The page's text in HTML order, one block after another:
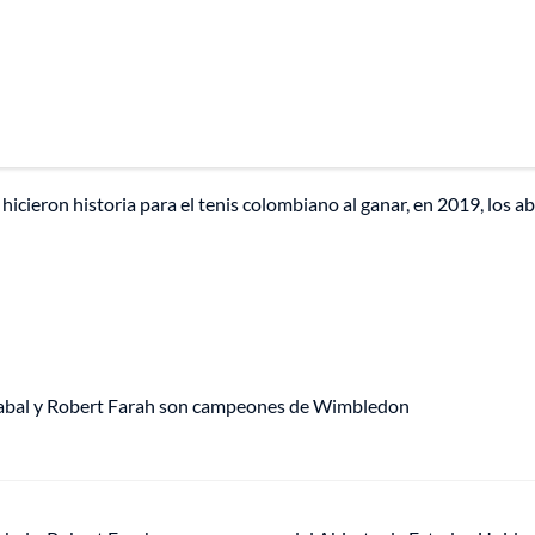
hicieron historia para el tenis colombiano al ganar, en 2019, los
y Robert Farah son campeones de Wimbledon